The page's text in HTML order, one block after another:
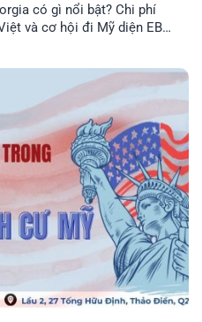
có gì nổi bật? Chi phí
và cơ hội đi Mỹ diện EB3